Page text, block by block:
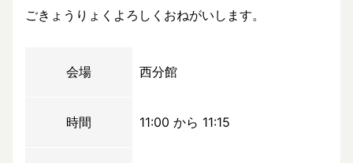
ごきょうりょくよろしくおねがいします。
会場 西分館
時間 11:00 から 11:15